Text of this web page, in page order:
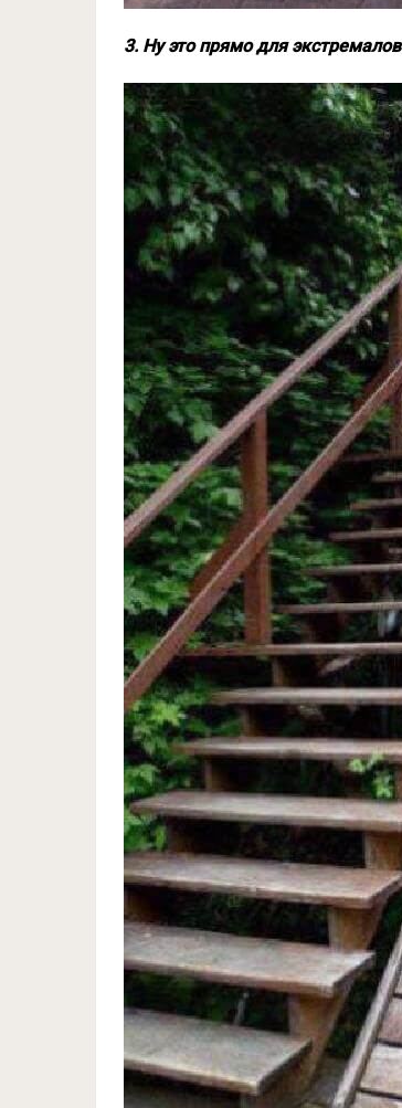
3. Ну это прямо для экстремалов